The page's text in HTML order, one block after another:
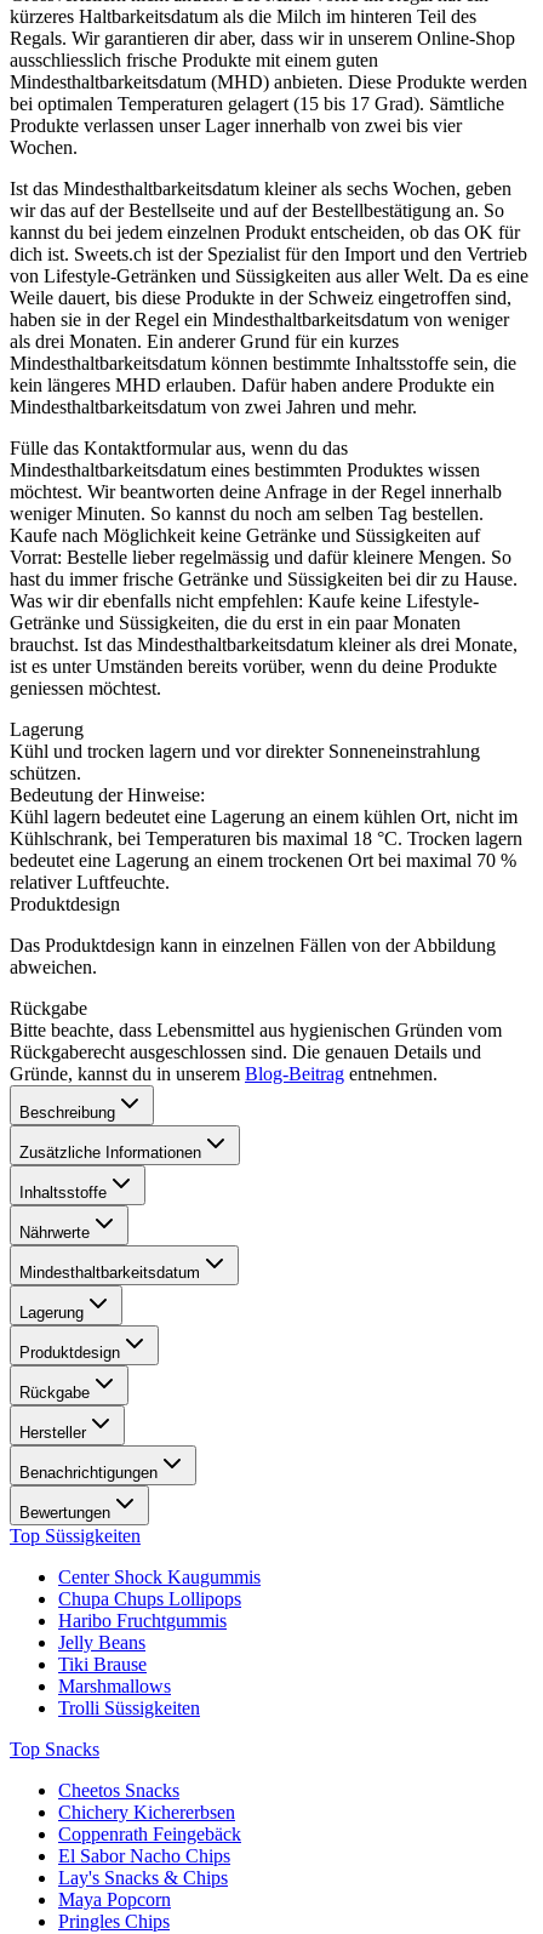
kürzeres Haltbarkeitsdatum als die Milch im hinteren Teil des
Regals. Wir garantieren dir aber, dass wir in unserem Online-Shop
ausschliesslich frische Produkte mit einem guten
Mindesthaltbarkeitsdatum (MHD) anbieten. Diese Produkte werden
bei optimalen Temperaturen gelagert (15 bis 17 Grad). Sämtliche
Produkte verlassen unser Lager innerhalb von zwei bis vier
Wochen.
Ist das Mindesthaltbarkeitsdatum kleiner als sechs Wochen, geben
wir das auf der Bestellseite und auf der Bestellbestätigung an. So
kannst du bei jedem einzelnen Produkt entscheiden, ob das OK für
dich ist. Sweets.ch ist der Spezialist für den Import und den Vertrieb
von Lifestyle-Getränken und Süssigkeiten aus aller Welt. Da es eine
Weile dauert, bis diese Produkte in der Schweiz eingetroffen sind,
haben sie in der Regel ein Mindesthaltbarkeitsdatum von weniger
als drei Monaten. Ein anderer Grund für ein kurzes
Mindesthaltbarkeitsdatum können bestimmte Inhaltsstoffe sein, die
kein längeres MHD erlauben. Dafür haben andere Produkte ein
Mindesthaltbarkeitsdatum von zwei Jahren und mehr.
Fülle das Kontaktformular aus, wenn du das
Mindesthaltbarkeitsdatum eines bestimmten Produktes wissen
möchtest. Wir beantworten deine Anfrage in der Regel innerhalb
weniger Minuten. So kannst du noch am selben Tag bestellen.
Kaufe nach Möglichkeit keine Getränke und Süssigkeiten auf
Vorrat: Bestelle lieber regelmässig und dafür kleinere Mengen. So
hast du immer frische Getränke und Süssigkeiten bei dir zu Hause.
Was wir dir ebenfalls nicht empfehlen: Kaufe keine Lifestyle-
Getränke und Süssigkeiten, die du erst in ein paar Monaten
brauchst. Ist das Mindesthaltbarkeitsdatum kleiner als drei Monate,
ist es unter Umständen bereits vorüber, wenn du deine Produkte
geniessen möchtest.
Lagerung
Kühl und trocken lagern und vor direkter Sonneneinstrahlung
schützen.
Bedeutung der Hinweise:
Kühl lagern bedeutet eine Lagerung an einem kühlen Ort, nicht im
Kühlschrank, bei Temperaturen bis maximal 18 °C. Trocken lagern
bedeutet eine Lagerung an einem trockenen Ort bei maximal 70 %
relativer Luftfeuchte.
Produktdesign
Das Produktdesign kann in einzelnen Fällen von der Abbildung
abweichen.
Rückgabe
Bitte beachte, dass Lebensmittel aus hygienischen Gründen vom
Rückgaberecht ausgeschlossen sind. Die genauen Details und
Gründe, kannst du in unserem Blog-Beitrag entnehmen.
Beschreibung
Zusätzliche Informationen
Inhaltsstoffe
Nährwerte
Mindesthaltbarkeitsdatum
Lagerung
Produktdesign
Rückgabe
Hersteller
Benachrichtigungen
Bewertungen
Top Süssigkeiten
Center Shock Kaugummis
Chupa Chups Lollipops
Haribo Fruchtgummis
Jelly Beans
Tiki Brause
Marshmallows
Trolli Süssigkeiten
Top Snacks
Cheetos Snacks
Chichery Kichererbsen
Coppenrath Feingebäck
El Sabor Nacho Chips
Lay's Snacks & Chips
Maya Popcorn
Pringles Chips